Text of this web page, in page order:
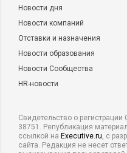
Новости дня
Новости компаний
Отставки и назначения
Новости образования
Новости Сообщества
HR-новости
Свидетельство о
38751. Републикация
ссылкой на Executive.ru, с
сайта. Редакция не несет